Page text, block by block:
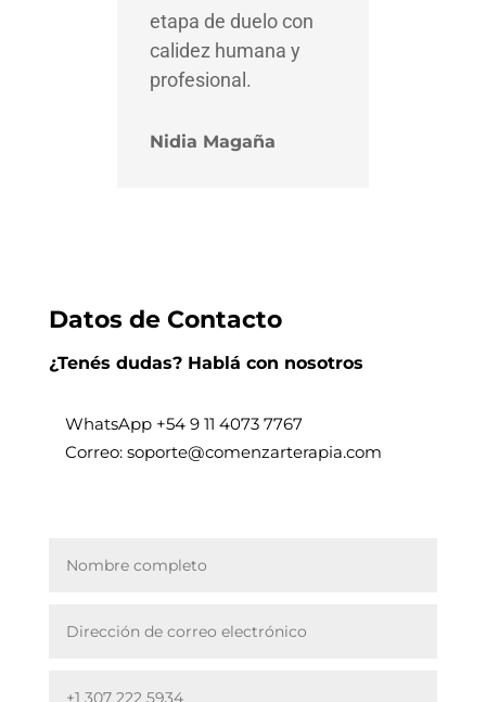
etapa de duelo con
calidez humana y
profesional.
Nidia Magaña
Datos de Contacto
¿Tenés dudas? Hablá con nosotros
WhatsApp +54 9 11 4073 7767
Correo: soporte@comenzarterapia.com